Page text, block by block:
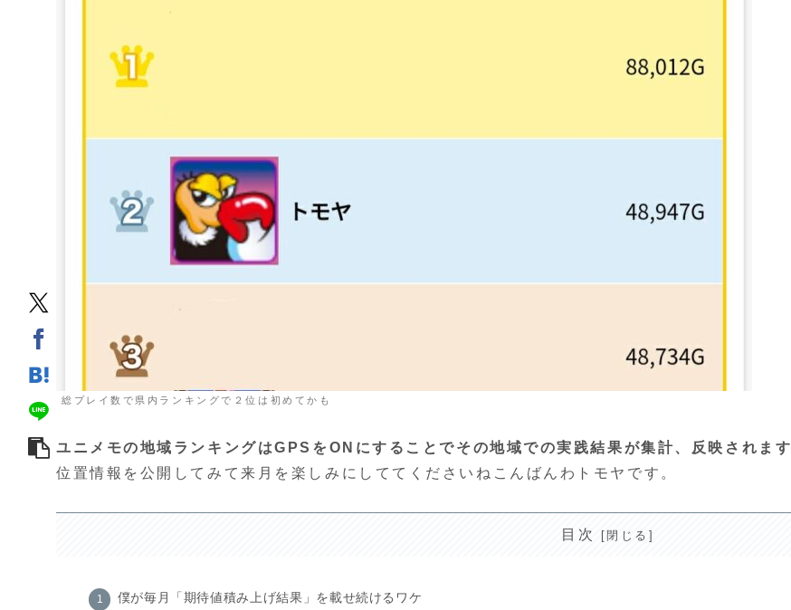
総プレイ数で県内ランキングで２位は初めてかも
ユニメモの地域ランキングはGPSをONにすることでその地域での実践結果が集計、反映されます
位置情報を公開してみて来月を楽しみにしててくださいねこんばんわトモヤです。
目次
僕が毎月「期待値積み上げ結果」を載せ続けるワケ